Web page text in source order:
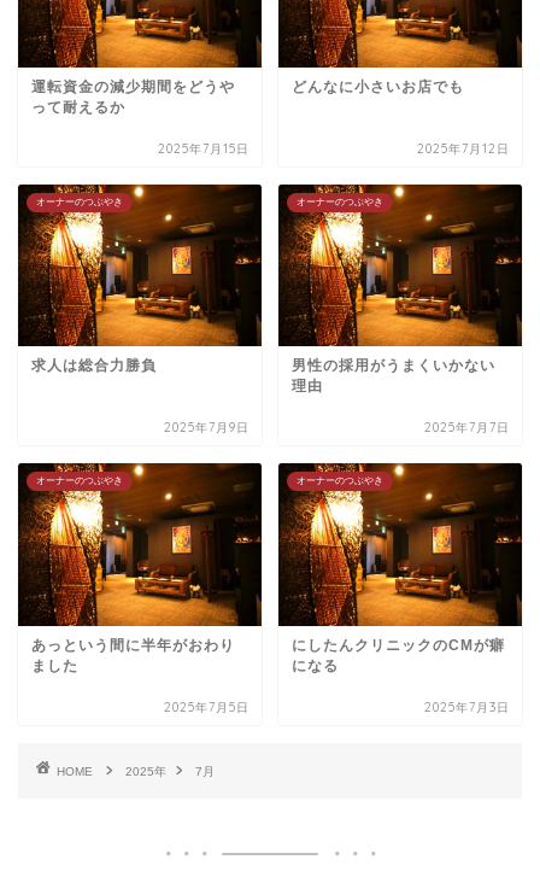
運転資金の減少期間をどうや
って耐えるか
2025年7月15日
どんなに小さいお店でも
2025年7月12日
オーナーのつぶやき
求人は総合力勝負
2025年7月9日
オーナーのつぶやき
男性の採用がうまくいかない
理由
2025年7月7日
オーナーのつぶやき
あっという間に半年がおわり
ました
2025年7月5日
オーナーのつぶやき
にしたんクリニックのCMが癖
になる
2025年7月3日
HOME 2025年 7月